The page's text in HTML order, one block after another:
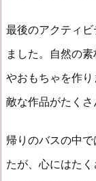
最後のアクティ
ました。自然の
やおもちゃを作
敵な作品がたくさ
帰りのバスの中
たが、心にはた